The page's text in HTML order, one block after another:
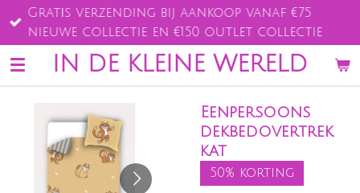
Ga
direct
naar
de
IN DE KLEINE WERELD
Gratis verzending bij aankoop vanaf €75
nieuwe collectie en €150 outlet collectie
Eenpersoons
dekbedovertrek
kat
50% korting